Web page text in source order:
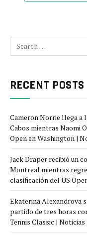
RECENT POSTS
Cameron Norrie llega a
Cabos mientras Naomi
Open en Washington |
Jack Draper recibió un
Montreal mientras
clasificación del US
Ekaterina Alexandrova
partido de tres horas
Tennis Classic | Noticias